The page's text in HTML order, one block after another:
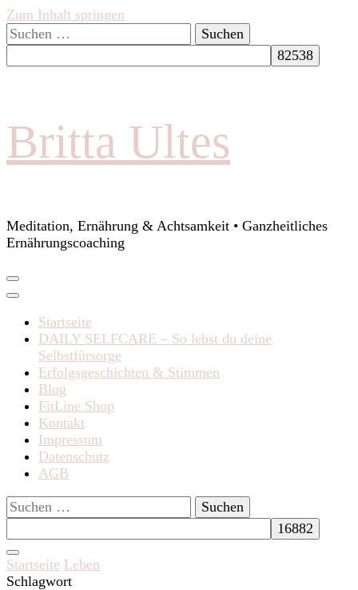
Zum Inhalt springen
Suchen
nach:
Britta Ultes
Meditation, Ernährung & Achtsamkeit • Ganzheitliches
Ernährungscoaching
Startseite
DAILY SELFCARE – So lebst du deine
Selbstfürsorge
Erfolgsgeschichten & Stimmen
Blog
FitLine Shop
Kontakt
Impressum
Datenschutz
AGB
Suchen
nach:
Startseite Leben
Schlagwort